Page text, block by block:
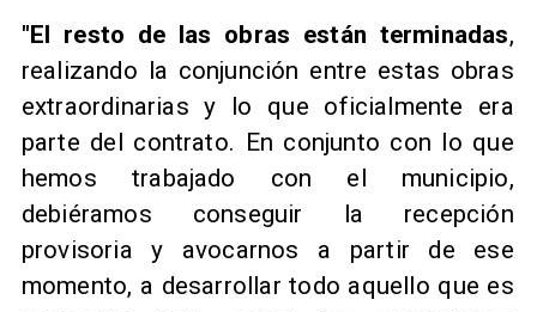
"El resto de las obras están terminadas,
realizando la conjunción entre estas obras
extraordinarias y lo que oficialmente era
parte del contrato. En conjunto con lo que
hemos trabajado con el municipio,
debiéramos conseguir la recepción
provisoria y avocarnos a partir de ese
momento, a desarrollar todo aquello que es